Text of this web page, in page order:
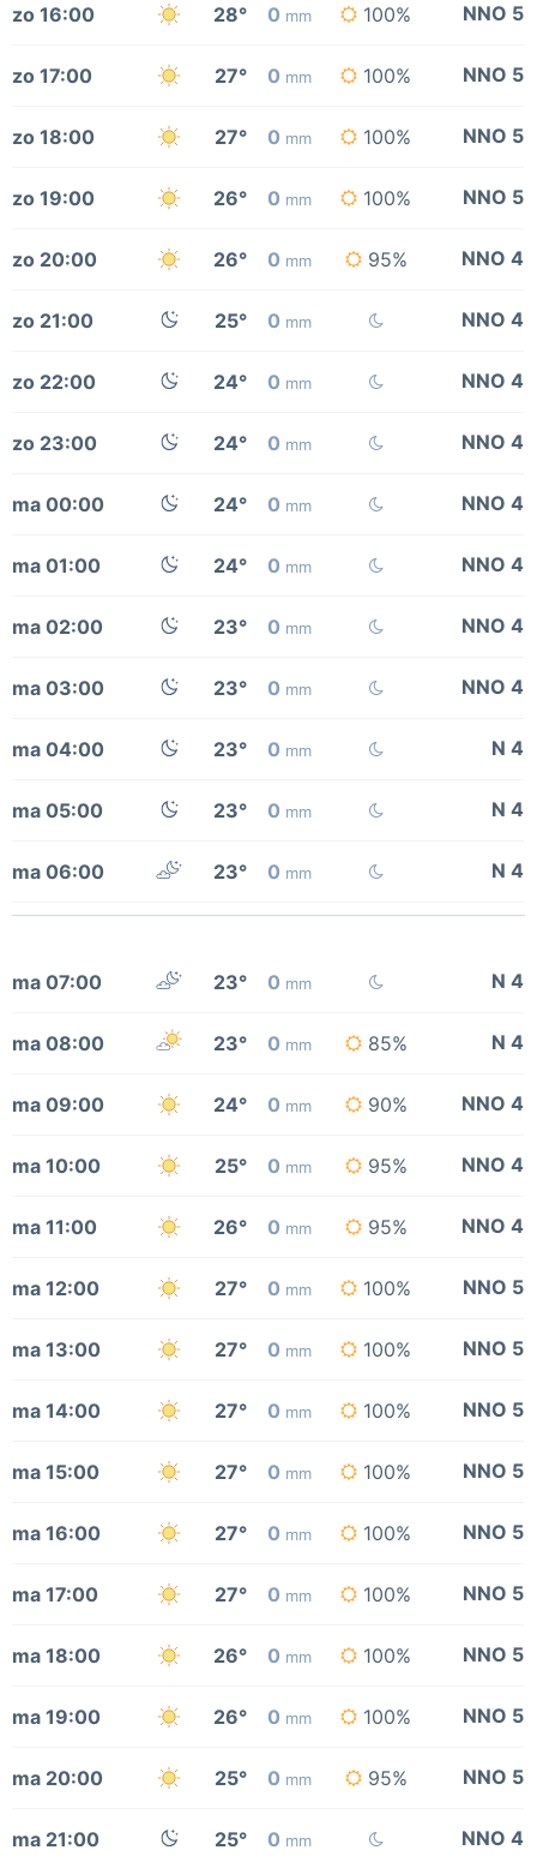
zo 16:00 28° 0 mm 100% NNO 5
zo 17:00 27° 0 mm 100% NNO 5
zo 18:00 27° 0 mm 100% NNO 5
zo 19:00 26° 0 mm 100% NNO 5
zo 20:00 26° 0 mm 95% NNO 4
zo 21:00 25° 0 mm NNO 4
zo 22:00 24° 0 mm NNO 4
zo 23:00 24° 0 mm NNO 4
ma 00:00 24° 0 mm NNO 4
ma 01:00 24° 0 mm NNO 4
ma 02:00 23° 0 mm NNO 4
ma 03:00 23° 0 mm NNO 4
ma 04:00 23° 0 mm N 4
ma 05:00 23° 0 mm N 4
ma 06:00 23° 0 mm N 4
ma 07:00 23° 0 mm N 4
ma 08:00 23° 0 mm 85% N 4
ma 09:00 24° 0 mm 90% NNO 4
ma 10:00 25° 0 mm 95% NNO 4
ma 11:00 26° 0 mm 95% NNO 4
ma 12:00 27° 0 mm 100% NNO 5
ma 13:00 27° 0 mm 100% NNO 5
ma 14:00 27° 0 mm 100% NNO 5
ma 15:00 27° 0 mm 100% NNO 5
ma 16:00 27° 0 mm 100% NNO 5
ma 17:00 27° 0 mm 100% NNO 5
ma 18:00 26° 0 mm 100% NNO 5
ma 19:00 26° 0 mm 100% NNO 5
ma 20:00 25° 0 mm 95% NNO 5
ma 21:00 25° 0 mm NNO 4